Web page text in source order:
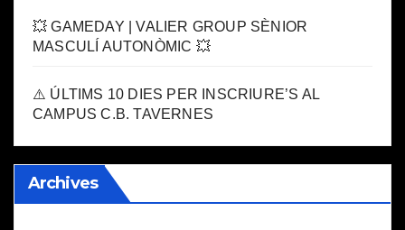
💥 GAMEDAY | VALIER GROUP SÈNIOR
MASCULÍ AUTONÒMIC 💥
⚠️ ÚLTIMS 10 DIES PER INSCRIURE’S AL
CAMPUS C.B. TAVERNES
Archives